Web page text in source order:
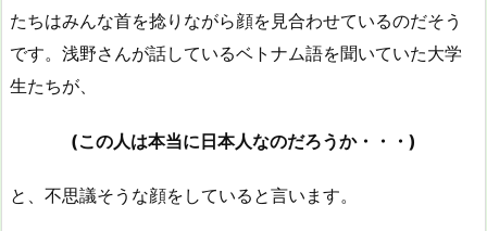
たちはみんな首を捻りながら顔を見合わせているのだそう
です。浅野さんが話しているベトナム語を聞いていた大学
生たちが、
(この人は本当に日本人なのだろうか・・・)
と、不思議そうな顔をしていると言います。